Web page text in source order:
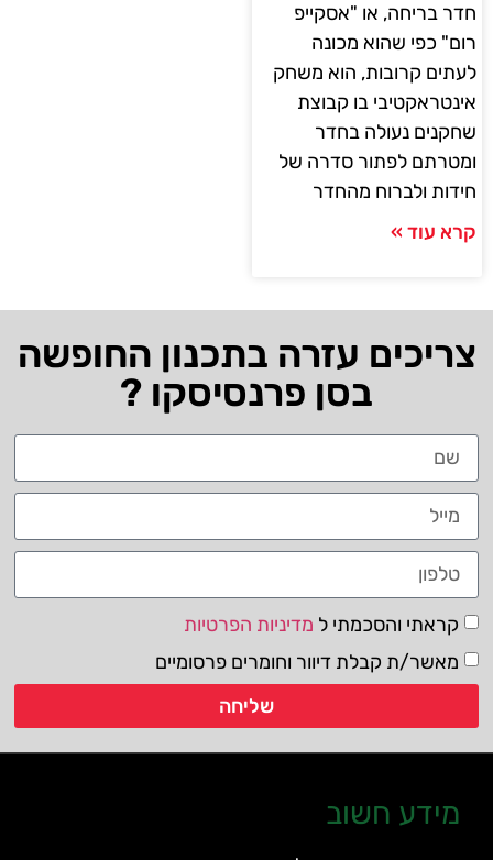
חדר בריחה, או "אסקייפ
רום" כפי שהוא מכונה
לעתים קרובות, הוא משחק
אינטראקטיבי בו קבוצת
שחקנים נעולה בחדר
ומטרתם לפתור סדרה של
חידות ולברוח מהחדר
קרא עוד »
צריכים עזרה בתכנון החופשה
בסן פרנסיסקו ?
קראתי והסכמתי ל מדיניות הפרטיות
מאשר/ת קבלת דיוור וחומרים פרסומיים
שליחה
מידע חשוב